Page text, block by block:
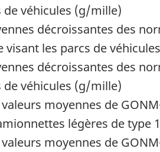
de véhicules (g/mille)
décroissantes des
les parcs de
décroissantes des
de véhicules (g/mille)
moyennes de
légères de type
moyennes de